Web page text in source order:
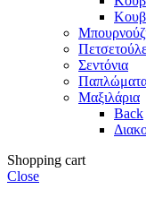
Σεντόνια
Μαξιλάρια
Back
Shopping cart
Close